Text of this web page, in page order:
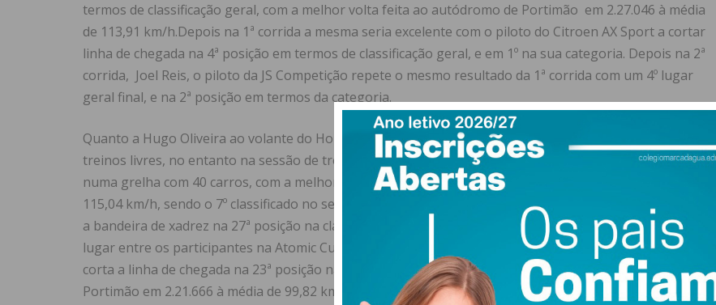
termos de classificação geral, com a melhor volta feita ao autódromo de Portimão em 2.27.046 à média
de 113,91 km/h.Depois na 1ª corrida a mesma seria excelente com o piloto do Citroen AX Sport a cortar
linha de chegada na 4ª posição em termos de classificação geral, e em 1º na sua categoria. Depois na 2ª
corrida, Joel Reis, o piloto da JS Competição repete o mesmo resultado da 1ª corrida com um 4º lugar
geral final, e na 2ª posição em termos da categoria.
Quanto a Hugo Oliveira ao volante do Honda Civic e integrado no Troféu Atómic, ,não faria a sessão de
treinos livres, no entanto na sessão de treinos cronometrados seria o autor do 31º melhor tempo, isto
numa grelha com 40 carros, com a melhor volta feita ao autódromo de Portimão em 2.25.601 à média de
115,04 km/h, sendo o 7º classificado no seio da categoria de Turismos. Já na 1ª corrida, acabaria por ver
a bandeira de xadrez na 27ª posição na classificação geral, 8º entre a categoria de Turismos, e em 5º
lugar entre os participantes na Atomic Cup. Para a 2ª corrida, volta a ver de novo a bandeira de xadrez, e
corta a linha de chegada na 23ª posição na classificação geral, com a melhor volta feito ao autódromo de
Portimão em 2.21.666 à média de 99,82 km/h, sendo o 6º na sua categoria e o 4º entre os participantes